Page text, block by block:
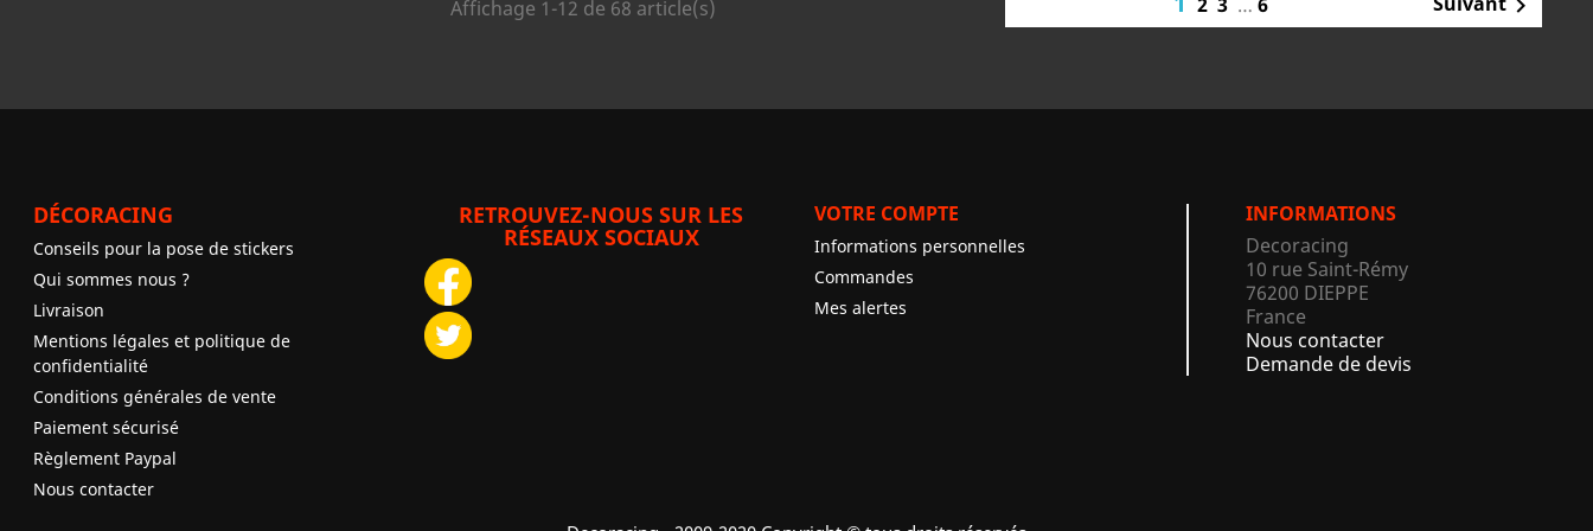
Affichage 1-12 de 68 article(s) 
DÉCORACING
Conseils pour la pose de stickers
Qui sommes nous ?
Livraison
Mentions légales et politique de
confidentialité
Conditions générales de vente
Paiement sécurisé
Règlement Paypal
Nous contacter
RETROUVEZ-NOUS SUR LES
RÉSEAUX SOCIAUX
VOTRE COMPTE
Informations personnelles
Commandes
Mes alertes
INFORMATIONS
Decoracing
10 rue Saint-Rémy
76200 DIEPPE
France
Nous contacter
Demande de devis